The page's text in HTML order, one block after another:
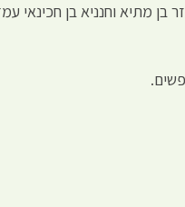
מתיא וחנניא בן חכינאי